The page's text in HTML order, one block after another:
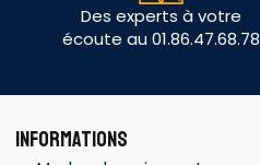
Des experts à votre
écoute au 01.86.47.68.78
INFORMATIONS